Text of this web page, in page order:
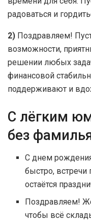
радоваться и
2) Поздравляем!
возможности,
решении любых
финансовой
поддерживают и
С лёгким
без
С днем
быстро, встречи
остаётся
Поздравляем!
чтобы всё